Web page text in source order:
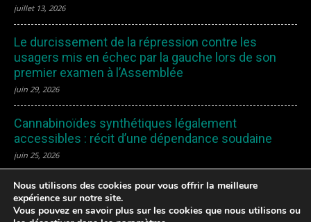
juillet 13, 2026
Le durcissement de la répression contre les
usagers mis en échec par la gauche lors de son
premier examen à l’Assemblée
juin 29, 2026
Cannabinoïdes synthétiques légalement
accessibles : récit d’une dépendance soudaine
juin 25, 2026
Nous utilisons des cookies pour vous offrir la meilleure
expérience sur notre site.
Vous pouvez en savoir plus sur les cookies que nous utilisons ou